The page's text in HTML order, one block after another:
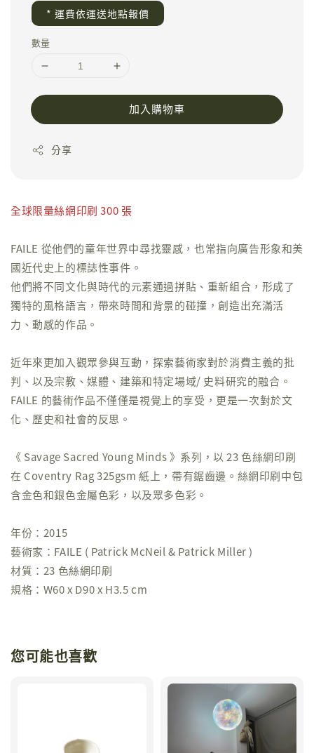
* 運費依運送地點報價
數量
加入購物車
分享
全球限量絲網印刷 300 張
FAILE 從他們的童年世界中尋找靈感，也常指向廣告形象和美
國近代史上的標誌性事件。
他們將不同文化與時代的元素通過拼貼、重新組合，形成了
獨特的風格語言，帶來時間和背景的碰撞，創造出充滿活
力、動感的作品。
近年來更加入觀眾參與互動，探索藝術家對於消費主義的批
判、以及宗教、媒體、建築和特定場域/ 史料研究的融合。
FAILE 的藝術作品不僅僅是視覺上的享受，更是一次對於文
化、歷史和社會的反思。
《 Savage Sacred Young Minds 》系列，以 23 色絲網印刷
在 Coventry Rag 325gsm 紙上，帶有鋸齒邊。絲網印刷中包
含金色和銀色金屬色彩，以及眾多色彩。
年份：2015
藝術家：FAILE ( Patrick McNeil & Patrick Miller )
材質：23 色絲網印刷
規格：W60 x D90 x H3.5 cm
您可能也喜歡